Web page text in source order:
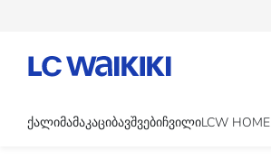
ᲥᲐᲚᲘᲛᲐᲛᲐᲙᲐᲪᲘᲑᲐᲕᲨᲕᲔᲑᲘᲩᲕᲘᲚᲘLCW HOME